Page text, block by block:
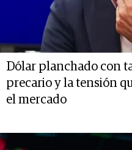
Dólar planchado con
precario y la tensión
el mercado